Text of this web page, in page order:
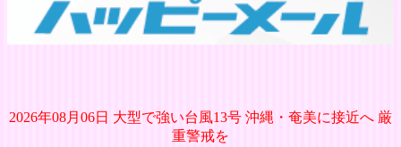
2026年08月06日 大型で強い台風13号 沖縄・奄美に接近へ 厳
重警戒を